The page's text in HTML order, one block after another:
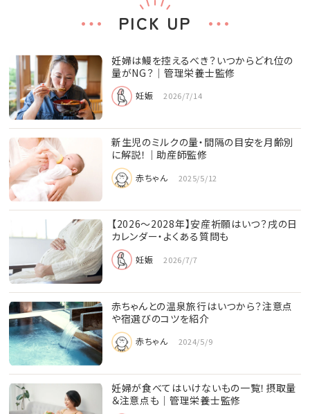
PICK UP
妊婦は鰻を控えるべき？いつからどれ位の
量がNG？│管理栄養士監修
妊娠 2026/7/14
新生児のミルクの量・間隔の目安を月齢別
に解説！｜助産師監修
赤ちゃん 2025/5/12
【2026〜2028年】安産祈願はいつ？戌の日
カレンダー・よくある質問も
妊娠 2026/7/7
赤ちゃんとの温泉旅行はいつから？注意点
や宿選びのコツを紹介
赤ちゃん 2024/5/9
妊婦が食べてはいけないもの一覧！摂取量
＆注意点も│管理栄養士監修